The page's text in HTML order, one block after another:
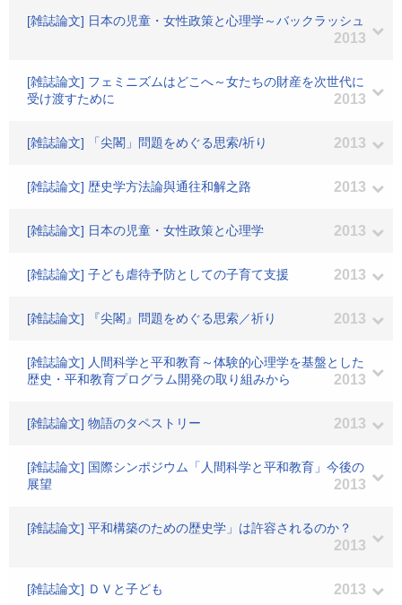
[雑誌論文] 日本の児童・女性政策と心理学～バックラッシュ
2013
[雑誌論文] フェミニズムはどこへ～女たちの財産を次世代に
受け渡すために
2013
[雑誌論文] 「尖閣」問題をめぐる思索/祈り 2013
[雑誌論文] 歴史学方法論與通往和解之路 2013
[雑誌論文] 日本の児童・女性政策と心理学 2013
[雑誌論文] 子ども虐待予防としての子育て支援 2013
[雑誌論文] 『尖閣』問題をめぐる思索／祈り 2013
[雑誌論文] 人間科学と平和教育～体験的心理学を基盤とした
歴史・平和教育プログラム開発の取り組みから
2013
[雑誌論文] 物語のタペストリー 2013
[雑誌論文] 国際シンポジウム「人間科学と平和教育」今後の
展望
2013
[雑誌論文] 平和構築のための歴史学」は許容されるのか？
2013
[雑誌論文] ＤＶと子ども 2013